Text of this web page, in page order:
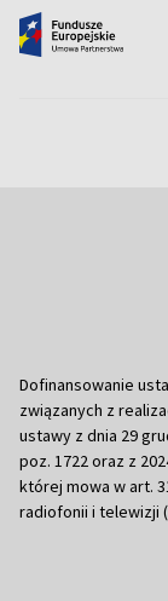
Dofinansowanie
związanych z
ustawy z dnia 29
poz. 1722 oraz z
której mowa w art.
radiofonii i telewizji